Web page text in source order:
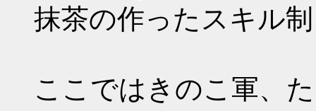
抹茶の作ったスキル
ここではきのこ軍、